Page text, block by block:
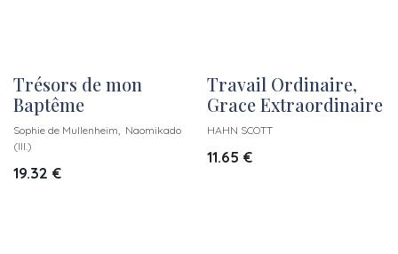
Trésors de mon
Baptême
Sophie de Mullenheim, Naomikado
(Ill.)
19.32 €
Travail Ordinaire,
Grace Extraordinaire
HAHN SCOTT
11.65 €